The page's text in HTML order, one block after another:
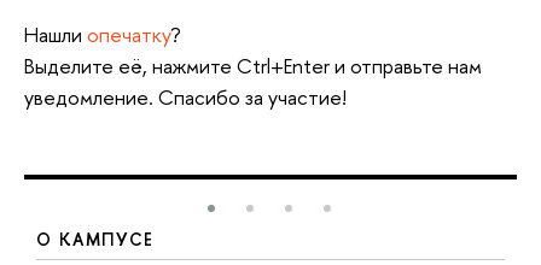
Нашли опечатку?
Выделите её, нажмите Ctrl+Enter и отправьте нам
уведомление. Спасибо за участие!
О КАМПУСЕ